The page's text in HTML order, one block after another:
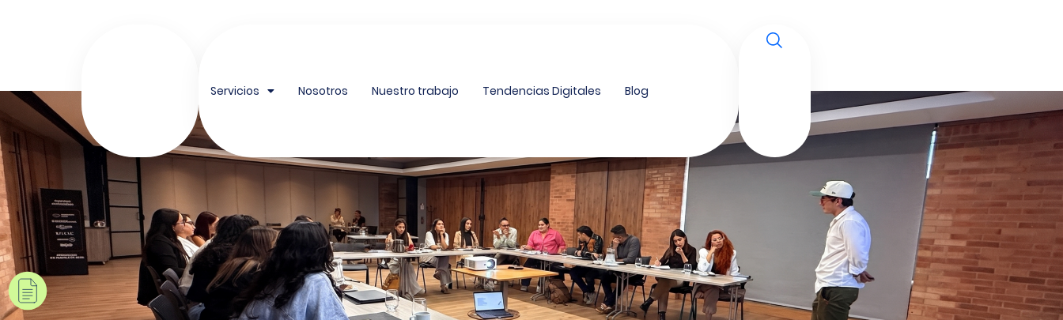
Servicios Nosotros Nuestro trabajo Tendencias Digitales Blog